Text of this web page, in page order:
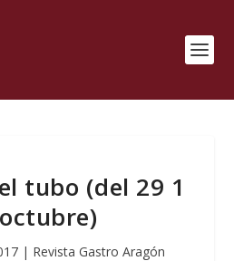
tubo (del 29 1
| Revista Gastro Aragón